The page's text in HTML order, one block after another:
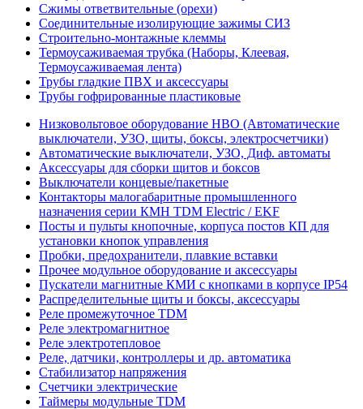
Сжимы ответвительные (орехи)
Соединительные изолирующие зажимы СИЗ
Строительно-монтажные клеммы
Термоусаживаемая трубка (Наборы, Клеевая,
Термоусаживаемая лента)
Трубы гладкие ПВХ и аксессуары
Трубы гофрированные пластиковые
Низковольтовое оборудование НВО (Автоматические
выключатели, УЗО, щиты, боксы, электросчетчики)
Автоматические выключатели, УЗО, Диф. автоматы
Аксессуары для сборки щитов и боксов
Выключатели концевые/пакетные
Контакторы малогабаритные промышленного
назначения серии КМН TDM Electric / EKF
Посты и пульты кнопочные, корпуса постов КП для
установки кнопок управления
Пробки, предохранители, плавкие вставки
Прочее модульное оборудование и аксессуары
Пускатели магнитные КМИ с кнопками в корпусе IP54
Распределительные щиты и боксы, аксессуары
Реле промежуточное TDM
Реле электромагнитное
Реле электротепловое
Реле, датчики, контроллеры и др. автоматика
Стабилизатор напряжения
Счетчики электрические
Таймеры модульные TDM